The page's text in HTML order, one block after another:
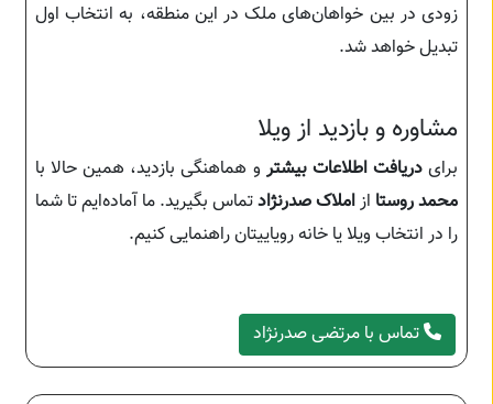
زودی در بین خواهان‌های ملک در این منطقه، به انتخاب اول
تبدیل خواهد شد.
مشاوره و بازدید از ویلا
برایدریافت اطلاعات بیشتر و هماهنگی بازدید، همین حالا با
محمد روستا ازاملاک صدرنژادتماس بگیرید. ما آماده‌ایم تا شما
را در انتخاب ویلا یا خانه رویاییتان راهنمایی کنیم.
تماس با مرتضی صدرنژاد